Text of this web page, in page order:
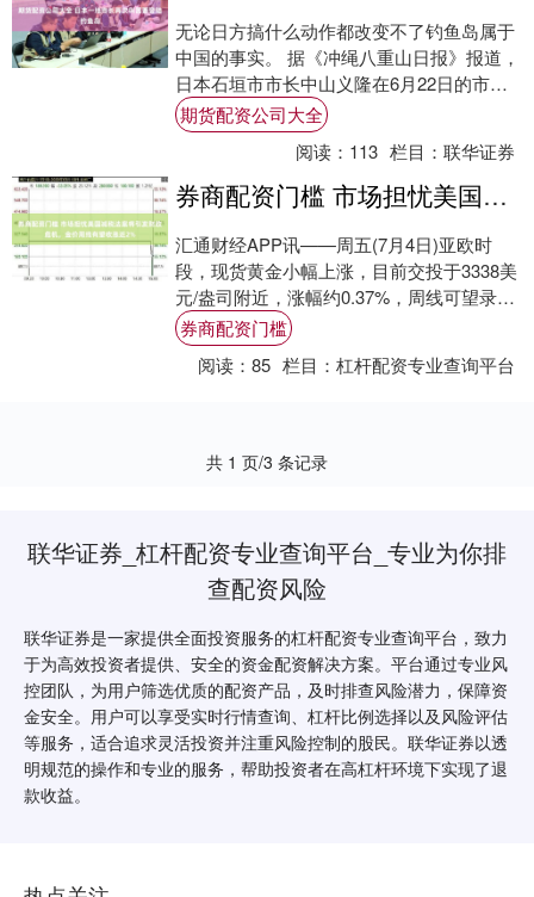
无论日方搞什么动作都改变不了钓鱼岛属于
中国的事实。 据《冲绳八重山日报》报道，
日本石垣市市长中山义隆在6月22日的市议
会上期货配资公司大全，再度表露希望登上
钓鱼....
期货配资公司大全
阅读： 113 栏目：联华证券
券商配资门槛 市场担忧美国减税法案将引发财政危机，金价周线有望收涨近2%
汇通财经APP讯——周五(7月4日)亚欧时
段，现货黄金小幅上涨，目前交投于3338美
元/盎司附近，涨幅约0.37%，周线可望录得
近2%的可观增长。推动这一波金价....
券商配资门槛
阅读：85 栏目：杠杆配资专业查询平台
共 1 页/3 条记录
联华证券_杠杆配资专业查询平台_专业为你排
查配资风险
联华证券是一家提供全面投资服务的杠杆配资专业查询平台，致力
于为高效投资者提供、安全的资金配资解决方案。平台通过专业风
控团队，为用户筛选优质的配资产品，及时排查风险潜力，保障资
金安全。用户可以享受实时行情查询、杠杆比例选择以及风险评估
等服务，适合追求灵活投资并注重风险控制的股民。联华证券以透
明规范的操作和专业的服务，帮助投资者在高杠杆环境下实现了退
款收益。